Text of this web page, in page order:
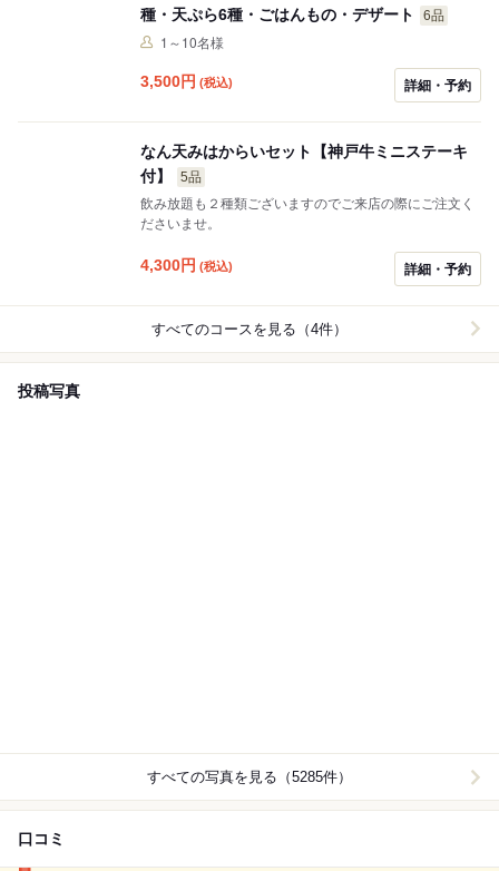
種・天ぷら6種・ごはんもの・デザート
6品
1～10名様
3,500円 (税込) 詳細・予約
なん天みはからいセット【神戸牛ミニステーキ
付】
5品
飲み放題も２種類ございますのでご来店の際にご注文く
ださいませ。
4,300円 (税込) 詳細・予約
すべてのコースを見る（4件）
投稿写真
すべての写真を見る（5285件）
口コミ